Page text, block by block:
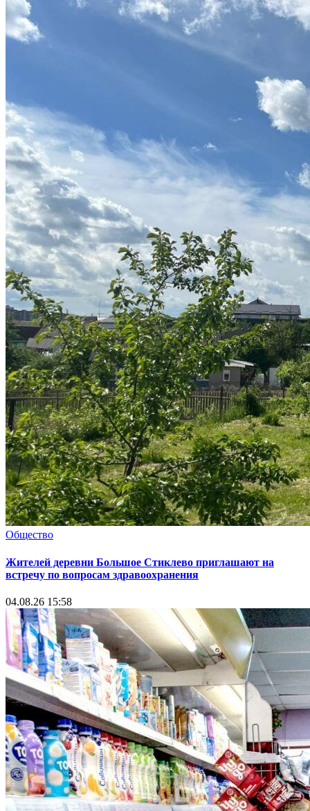
Общество
Жителей деревни Большое Стиклево приглашают на
встречу по вопросам здравоохранения
04.08.26 15:58